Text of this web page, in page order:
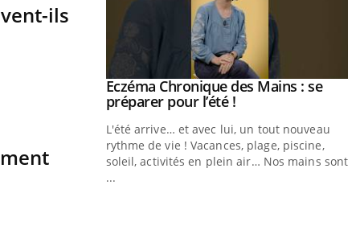
ils
les soignants.
Youtube
Eczéma Chronique des Mains : se
préparer pour l’été !Youtube
L'été arrive… et avec lui, un tout nouveau
rythme de vie ! Vacances, plage, piscine,
soleil, activités en plein air… Nos mains sont
...